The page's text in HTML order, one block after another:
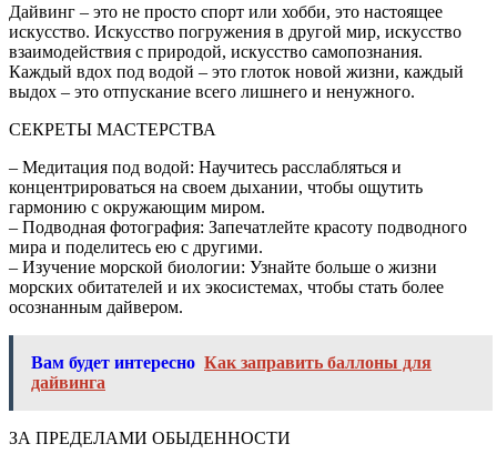
Дайвинг – это не просто спорт или хобби, это настоящее
искусство. Искусство погружения в другой мир, искусство
взаимодействия с природой, искусство самопознания.
Каждый вдох под водой – это глоток новой жизни, каждый
выдох – это отпускание всего лишнего и ненужного.
СЕКРЕТЫ МАСТЕРСТВА
– Медитация под водой: Научитесь расслабляться и
концентрироваться на своем дыхании, чтобы ощутить
гармонию с окружающим миром.
– Подводная фотография: Запечатлейте красоту подводного
мира и поделитесь ею с другими.
– Изучение морской биологии: Узнайте больше о жизни
морских обитателей и их экосистемах, чтобы стать более
осознанным дайвером.
Вам будет интересно Как заправить баллоны для
дайвинга
ЗА ПРЕДЕЛАМИ ОБЫДЕННОСТИ